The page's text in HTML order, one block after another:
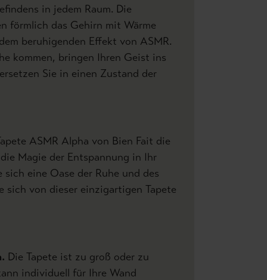
in jedem Raum. Die
förmlich das Gehirn mit Wärme
beruhigenden Effekt von ASMR.
kommen, bringen Ihren Geist ins
Sie in einen Zustand der
ASMR Alpha von Bien Fait die
Magie der Entspannung in Ihr
sich eine Oase der Ruhe und des
sich von dieser einzigartigen Tapete
Die Tapete ist zu groß oder zu
individuell für Ihre Wand